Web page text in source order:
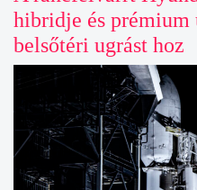
hibridje és prémium
belsőtéri ugrást hoz